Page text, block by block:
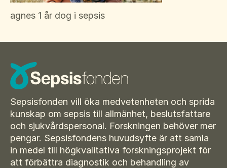
För amputerade
Ansök om bidrag
Sepsisforum
Axel Lyons minnesstipendium
Vår Integritetspolicy
Våra partners
Vid begravning
Testamente
Beställ material
Norsk
Íslenska
Dansk
agnes 1 år dog i sepsis
Sepsisfonden vill öka medvetenheten och sprida
kunskap om sepsis till allmänhet, beslutsfattare
och sjukvårdspersonal. Forskningen behöver mer
pengar. Sepsisfondens huvudsyfte är att samla
in medel till högkvalitativa forskningsprojekt för
att förbättra diagnostik och behandling av